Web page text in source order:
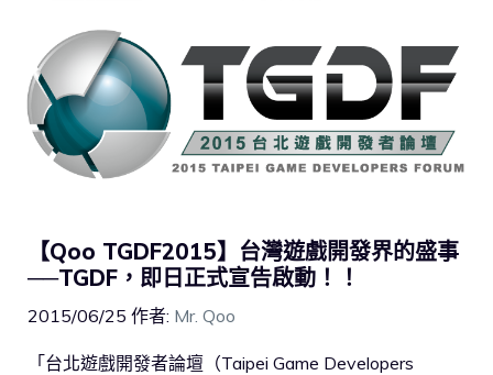
【Qoo TGDF2015】台灣遊戲開發界的盛事
──TGDF，即日正式宣告啟動！！
2015/06/25 作者: Mr. Qoo
「台北遊戲開發者論壇（Taipei Game Developers